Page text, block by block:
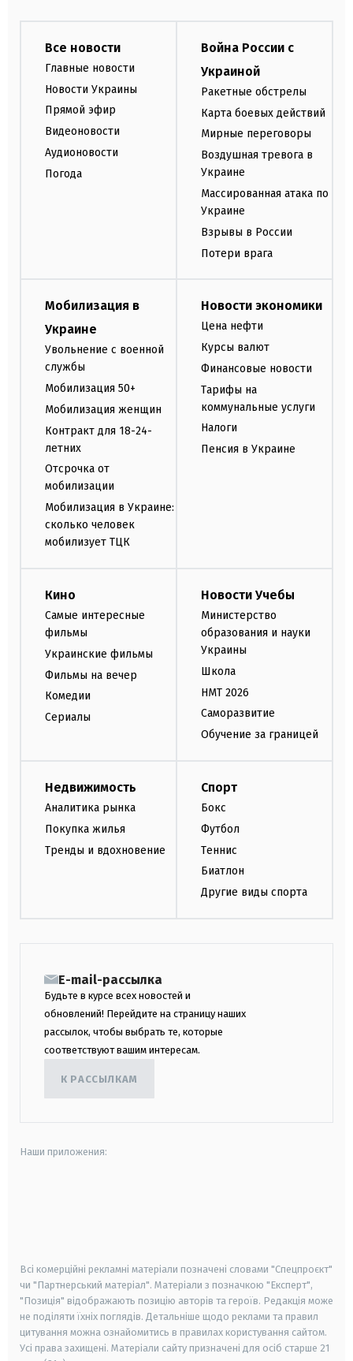
Все новости
Главные новости
Новости Украины
Прямой эфир
Видеоновости
Аудионовости
Погода
Война России с
Украиной
Ракетные обстрелы
Карта боевых действий
Мирные переговоры
Воздушная тревога в
Украине
Массированная атака по
Украине
Взрывы в России
Потери врага
Мобилизация в
Украине
Увольнение с военной
службы
Мобилизация 50+
Мобилизация женщин
Контракт для 18-24-
летних
Отсрочка от
мобилизации
Мобилизация в Украине:
сколько человек
мобилизует ТЦК
Новости экономики
Цена нефти
Курсы валют
Финансовые новости
Тарифы на
коммунальные услуги
Налоги
Пенсия в Украине
Кино
Самые интересные
фильмы
Украинские фильмы
Фильмы на вечер
Комедии
Сериалы
Новости Учебы
Министерство
образования и науки
Украины
Школа
НМТ 2026
Саморазвитие
Обучение за границей
Недвижимость
Аналитика рынка
Покупка жилья
Тренды и вдохновение
Спорт
Бокс
Футбол
Теннис
Биатлон
Другие виды спорта
E-mail-рассылка
Будьте в курсе всех новостей и
обновлений! Перейдите на страницу наших
рассылок, чтобы выбрать те, которые
соответствуют вашим интересам.
К РАССЫЛКАМ
Наши приложения:
Всі комерційні рекламні матеріали позначені словами "Спецпроєкт"
чи "Партнерський матеріал". Матеріали з позначкою "Експерт",
"Позиція" відображають позицію авторів та героїв. Редакція може
не поділяти їхніх поглядів. Детальніше щодо реклами та правил
цитування можна ознайомитись в правилах користування сайтом.
Усі права захищені. Матеріали сайту призначені для осіб старше 21